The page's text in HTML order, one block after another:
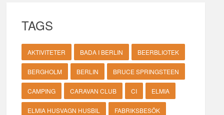
TAGS
AKTIVITETER BADA I BERLIN BEERBLIOTEK
BERGHOLM BERLIN BRUCE SPRINGSTEEN
CAMPING CARAVAN CLUB CI ELMIA
ELMIA HUSVAGN HUSBIL FABRIKSBESÖK